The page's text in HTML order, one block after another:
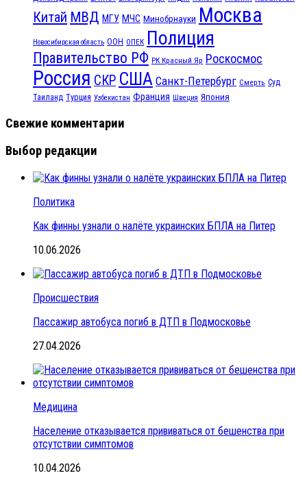
Китай МВД МГУ МЧС Минобрнауки Москва
Новосибирская область ООН ОПЕК Полиция
Правительство РФ РК Красный Яр Роскосмос
Россия СКР США Санкт-Петербург Смерть Суд
Таиланд Турция Узбекистан Франция Швеция Япония
Свежие комментарии
Выбор редакции
Политика
Как финны узнали о налёте украинских БПЛА на Питер
10.06.2026
Происшествия
Пассажир автобуса погиб в ДТП в Подмосковье
27.04.2026
Медицина
Население отказывается прививаться от бешенства при
отсутствии симптомов
10.04.2026